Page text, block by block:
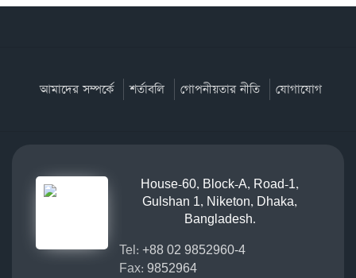
আমাদের সম্পর্কে শর্তাবলি গোপনীয়তার নীতি যোগাযোগ
House-60, Block-A, Road-1,
Gulshan 1, Niketon, Dhaka,
Bangladesh.
Tel: +88 02 9852960-4
Fax: 9852964